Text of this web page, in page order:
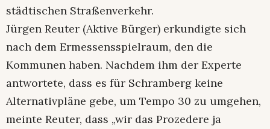
städtischen Straßenverkehr.
Jürgen Reuter (Aktive Bürger) erkundigte sich
nach dem Ermessensspielraum, den die
Kommunen haben. Nachdem ihm der Experte
antwortete, dass es für Schramberg keine
Alternativpläne gebe, um Tempo 30 zu umgehen,
meinte Reuter, dass „wir das Prozedere ja